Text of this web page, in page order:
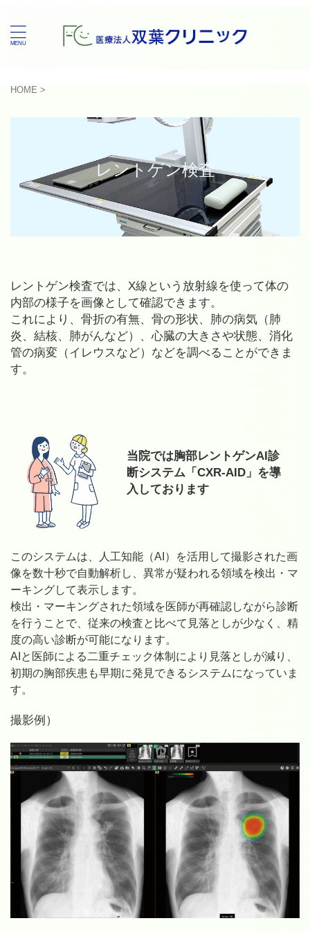
HOME >
レントゲン検査
レントゲン検査では、X線という放射線を使って体の
内部の様子を画像として確認できます。
これにより、骨折の有無、骨の形状、肺の病気（肺
炎、結核、肺がんなど）、心臓の大きさや状態、消化
管の病変（イレウスなど）などを調べることができま
す。
当院では胸部レントゲンAI診
断システム「CXR-AID」を導
入しております
このシステムは、人工知能（AI）を活用して撮影された画
像を数十秒で自動解析し、異常が疑われる領域を検出・マ
ーキングして表示します。
検出・マーキングされた領域を医師が再確認しながら診断
を行うことで、従来の検査と比べて見落としが少なく、精
度の高い診断が可能になります。
AIと医師による二重チェック体制により見落としが減り、
初期の胸部疾患も早期に発見できるシステムになっていま
す。
撮影例）